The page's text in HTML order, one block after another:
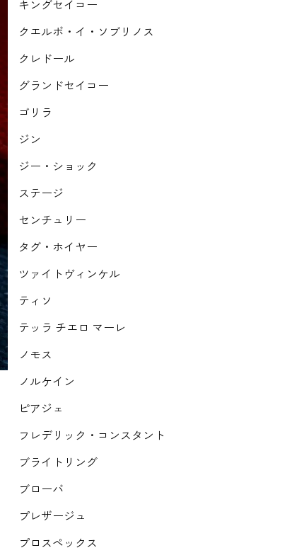
キングセイコー
クエルボ・イ・ソブリノス
クレドール
グランドセイコー
ゴリラ
ジン
ジー・ショック
ステージ
センチュリー
タグ・ホイヤー
ツァイトヴィンケル
ティソ
テッラ チエロ マーレ
ノモス
ノルケイン
ピアジェ
フレデリック・コンスタント
ブライトリング
ブローバ
プレザージュ
プロスペックス